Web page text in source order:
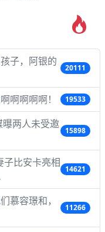
子，阿银的
20111
啊啊啊啊！ 19533
两人未受邀
15898
子比安卡亮相
14621
慕容璟和，
11266